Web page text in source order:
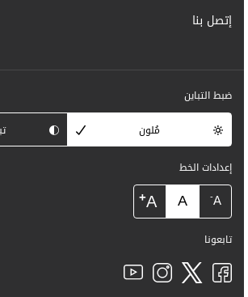
إتصل بنا
ضبط التباين
مُلون
إعدادات الخط
A
-
A
A
+
تابعونا